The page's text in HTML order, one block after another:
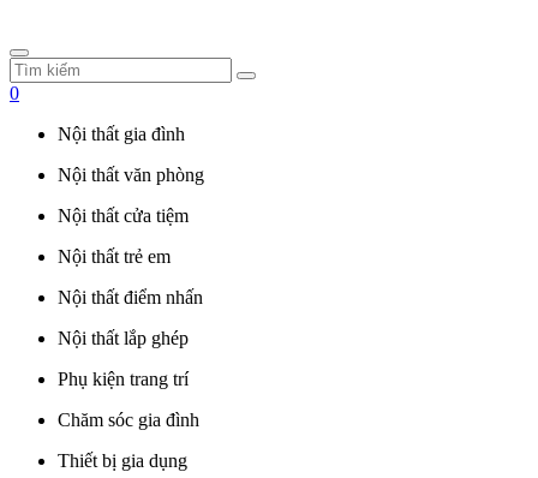
0
Nội thất gia đình
Nội thất văn phòng
Nội thất cửa tiệm
Nội thất trẻ em
Nội thất điểm nhấn
Nội thất lắp ghép
Phụ kiện trang trí
Chăm sóc gia đình
Thiết bị gia dụng